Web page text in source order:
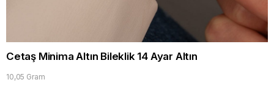
Cetaş Minima Altın Bileklik 14 Ayar Altın
10,05 Gram